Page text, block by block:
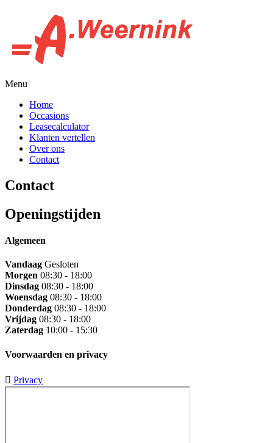
Menu
Home
Occasions
Leasecalculator
Klanten vertellen
Over ons
Contact
Contact
Openingstijden
Algemeen
Vandaag Gesloten
Morgen 08:30 - 18:00
Dinsdag 08:30 - 18:00
Woensdag 08:30 - 18:00
Donderdag 08:30 - 18:00
Vrijdag 08:30 - 18:00
Zaterdag 10:00 - 15:30
Voorwaarden en privacy
Privacy